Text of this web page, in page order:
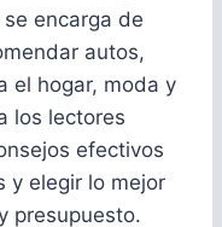
encarga de
autos,
el hogar, moda y
los lectores
efectivos
y elegir lo mejor
presupuesto.